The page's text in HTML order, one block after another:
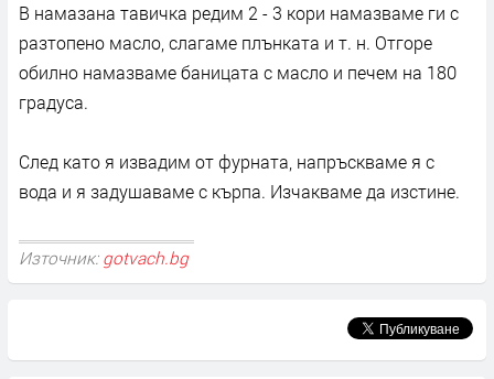
В намазана тавичка редим 2 - 3 кори намазваме ги с
разтопено масло, слагаме плънката и т. н. Отгоре
обилно намазваме баницата с масло и печем на 180
градуса.
След като я извадим от фурната, напръскваме я с
вода и я задушаваме с кърпа. Изчакваме да изстине.
Източник: gotvach.bg